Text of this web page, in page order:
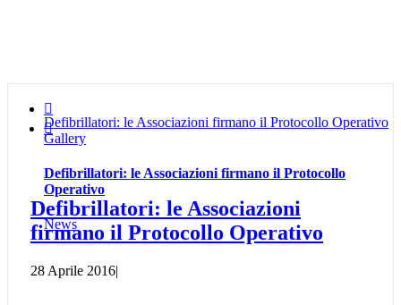
Defibrillatori: le Associazioni firmano il Protocollo Operativo
Gallery
Defibrillatori: le Associazioni firmano il Protocollo
Operativo
News


Defibrillatori: le Associazioni
firmano il Protocollo Operativo
28 Aprile 2016|